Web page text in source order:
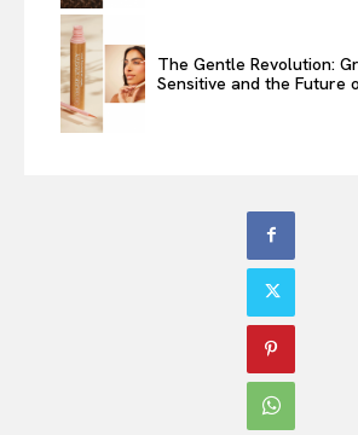
The Gentle Revolution:
Sensitive and the Future